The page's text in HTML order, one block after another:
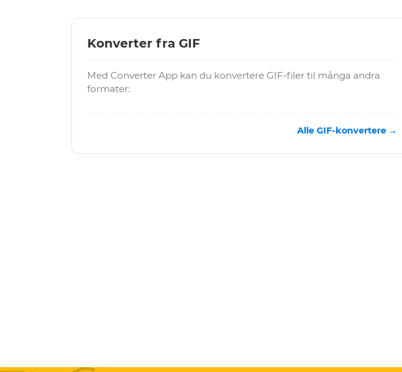
Konverter fra GIF
Med Converter App kan du konvertere GIF-filer til många andra
formater:
Alle GIF-konvertere →